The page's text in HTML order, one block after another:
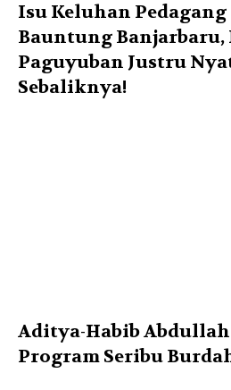
Isu Keluhan Pedagang
Bauntung Banjarbaru,
Paguyuban Justru
Sebaliknya!
Aditya-Habib
Program Seribu